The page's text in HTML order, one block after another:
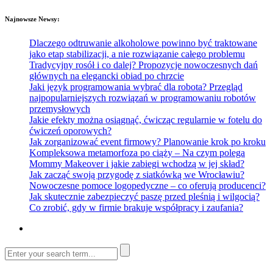
Najnowsze Newsy:
Dlaczego odtruwanie alkoholowe powinno być traktowane
jako etap stabilizacji, a nie rozwiązanie całego problemu
Tradycyjny rosół i co dalej? Propozycje nowoczesnych dań
głównych na elegancki obiad po chrzcie
Jaki język programowania wybrać dla robota? Przegląd
najpopularniejszych rozwiązań w programowaniu robotów
przemysłowych
Jakie efekty można osiągnąć, ćwicząc regularnie w fotelu do
ćwiczeń oporowych?
Jak zorganizować event firmowy? Planowanie krok po kroku
Kompleksowa metamorfoza po ciąży – Na czym polega
Mommy Makeover i jakie zabiegi wchodzą w jej skład?
Jak zacząć swoją przygodę z siatkówką we Wrocławiu?
Nowoczesne pomoce logopedyczne – co oferują producenci?
Jak skutecznie zabezpieczyć paszę przed pleśnią i wilgocią?
Co zrobić, gdy w firmie brakuje współpracy i zaufania?